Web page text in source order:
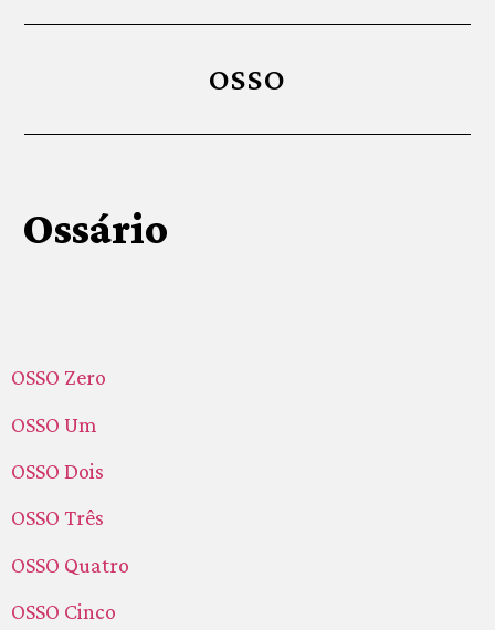
OSSO
Ossário
OSSO Zero
OSSO Um
OSSO Dois
OSSO Três
OSSO Quatro
OSSO Cinco